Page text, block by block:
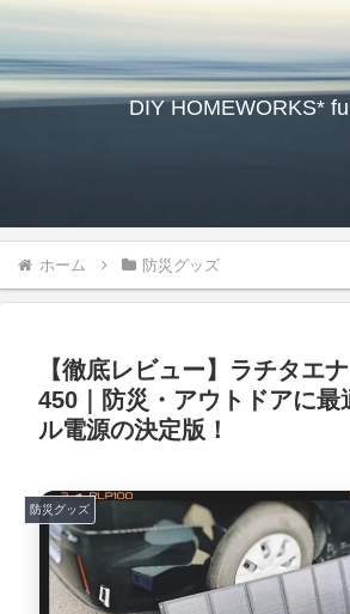
DIY HOMEWORKS*
ホーム 防災グッズ
【徹底レビュー】ラチタエ
450｜防災・アウトドアに最
ル電源の決定版！
防災グッズ